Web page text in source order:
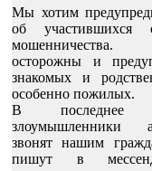
Мы хотим
об участившихся
мошенничества.
осторожны и
знакомых и
особенно пожилых.
В последнее
злоумышленники
звонят нашим
пишут в